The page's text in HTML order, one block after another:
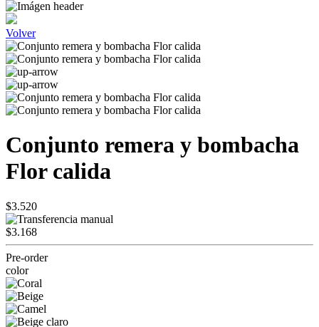
Volver
Conjunto remera y bombacha
Flor calida
$3.520
$3.168
Pre-order
color